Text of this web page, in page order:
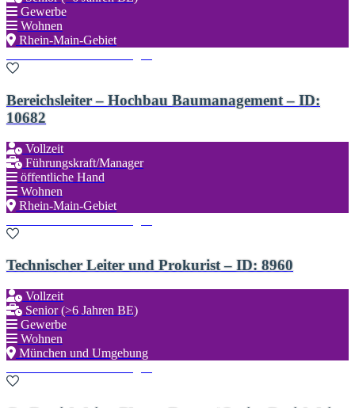
Gewerbe
Wohnen
Rhein-Main-Gebiet
Bereichsleiter – Hochbau Baumanagement – ID:
10682
Vollzeit
Führungskraft/Manager
öffentliche Hand
Wohnen
Rhein-Main-Gebiet
Technischer Leiter und Prokurist – ID: 8960
Vollzeit
Senior (>6 Jahren BE)
Gewerbe
Wohnen
München und Umgebung